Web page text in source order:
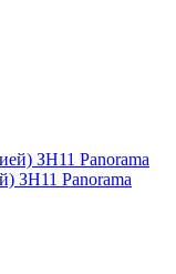
ЗН11 Panorama